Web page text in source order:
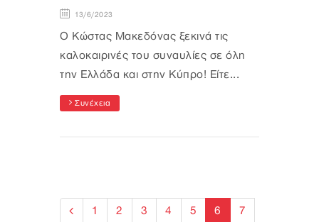
13/6/2023
Ο Κώστας Μακεδόνας ξεκινά τις
καλοκαιρινές του συναυλίες σε όλη
την Ελλάδα και στην Κύπρο! Είτε...
Συνέχεια
1 2 3 4 5 6 7